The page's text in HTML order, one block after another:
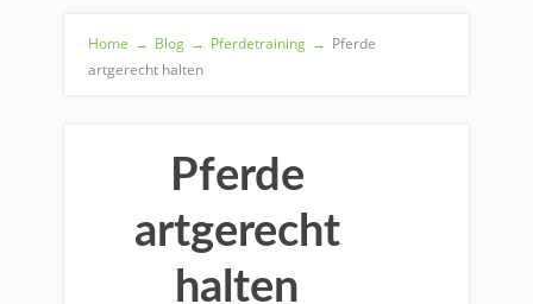
Home → Blog → Pferdetraining → Pferde
artgerecht halten
Pferde
artgerecht
halten